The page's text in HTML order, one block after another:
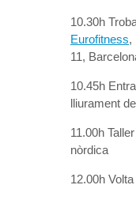
10.30h
Eurofitness,
11,
10.45h
lliurament
11.00h
nòrdica
12.00h